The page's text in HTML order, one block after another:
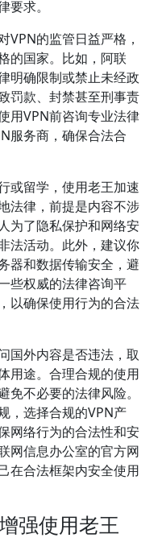
求。
VPN的监管日益严格，
的国家。比如，阿联
明确限制或禁止未经政
罚款、封禁甚至刑事责
用VPN前咨询专业法律
服务商，确保合法合
或留学，使用老王加速
法律，前提是内容不涉
为了隐私保护和网络安
法活动。此外，建议你
器和数据传输安全，避
些权威的法律咨询平
以确保使用行为的合法
国外内容是否违法，取
用途。合理合规的使用
不必要的法律风险。
，选择合规的VPN产
网络行为的合法性和安
网信息办公室的官方网
在合法框架内安全使用
强使用老王